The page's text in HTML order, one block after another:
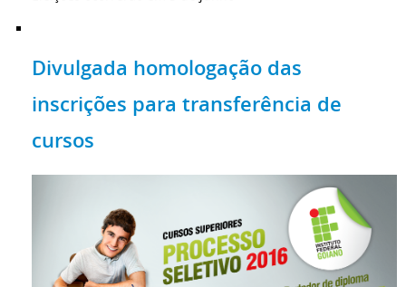
Divulgada homologação das
inscrições para transferência de
cursos